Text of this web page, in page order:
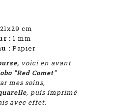
21x29 cm
: 1 mm
: Papier
voici en avant
"Red Comet"
mes soins,
, puis imprimé
avec effet.